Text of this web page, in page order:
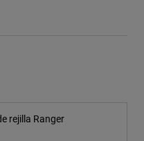
rejilla Ranger